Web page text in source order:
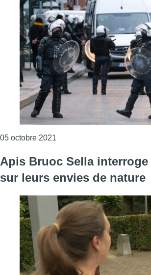
05 octobre 2021
Apis Bruoc Sella
sur leurs envies de nature